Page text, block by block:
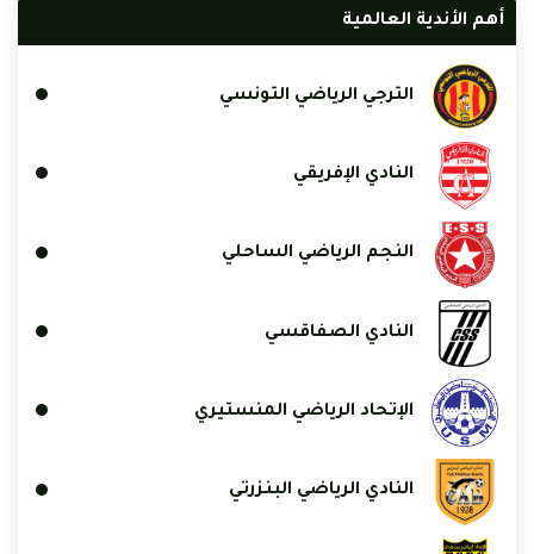
أهم الأندية العالمية
الترجي الرياضي التونسي
النادي الإفريقي
النجم الرياضي الساحلي
النادي الصفاقسي
الإتحاد الرياضي المنستيري
النادي الرياضي البنزرتي